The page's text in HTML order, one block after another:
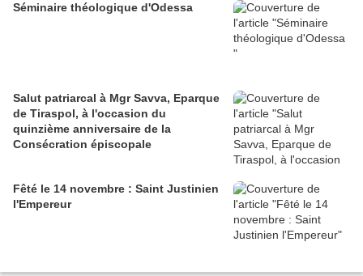
Séminaire théologique d'Odessa
Salut patriarcal à Mgr Savva, Eparque
de Tiraspol, à l'occasion du
quinzième anniversaire de la
Consécration épiscopale
Fêté le 14 novembre : Saint Justinien
l'Empereur